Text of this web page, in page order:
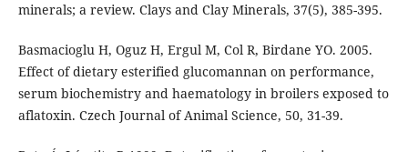
minerals; a review. Clays and Clay Minerals, 37(5), 385-395.
Basmacioglu H, Oguz H, Ergul M, Col R, Birdane YO. 2005.
Effect of dietary esterified glucomannan on performance,
serum biochemistry and haematology in broilers exposed to
aflatoxin. Czech Journal of Animal Science, 50, 31-39.